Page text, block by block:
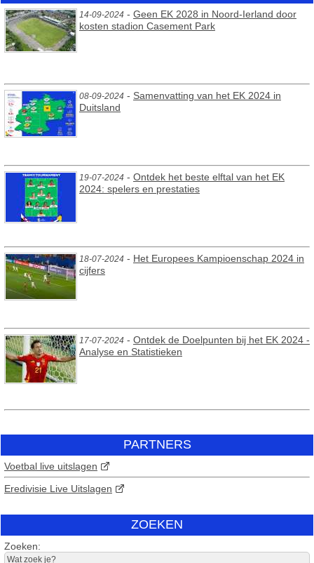
14-09-2024 - Geen EK 2028 in Noord-Ierland door
kosten stadion Casement Park
08-09-2024 - Samenvatting van het EK 2024 in
Duitsland
19-07-2024 - Ontdek het beste elftal van het EK
2024: spelers en prestaties
18-07-2024 - Het Europees Kampioenschap 2024 in
cijfers
17-07-2024 - Ontdek de Doelpunten bij het EK 2024 -
Analyse en Statistieken
PARTNERS
Voetbal live uitslagen
Eredivisie Live Uitslagen
ZOEKEN
Zoeken: